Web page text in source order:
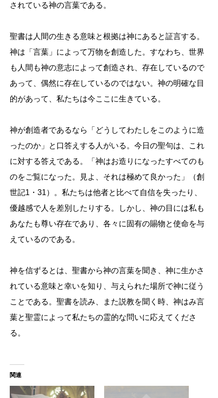
されている神の言葉である。
聖書は人間の生きる意味と根拠は神にあると証言する。
神は「言葉」によって万物を創造した。すなわち、世界
も人間も神の意志によって創造され、存在しているので
あって、偶然に存在しているのではない。神の明確な目
的があって、私たちは今ここに生きている。
神が創造者であるなら「どうしてわたしをこのように造
ったのか」と口答えする人がいる。今日の聖句は、これ
に対する答えである。「神はお造りになったすべてのも
のをご覧になった。見よ、それは極めて良かった」（創
世記1・31）。私たちは他者と比べて自信を失ったり、
優越感で人を差別したりする。しかし、神の目には私も
あなたも尊い存在であり、各々に固有の賜物と使命を与
えているのである。
神を信ずるとは、聖書から神の言葉を聞き、神に生かさ
れている意味と幸いを知り、与えられた場所で神に従う
ことである。聖書を読み、また説教を聞く時、神はみ言
葉と聖霊によって私たちの霊的な問いに応えてくださ
る。
関連